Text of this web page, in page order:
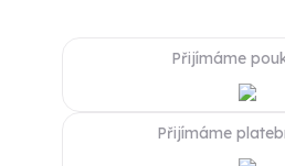
Přijímáme
Přijímáme